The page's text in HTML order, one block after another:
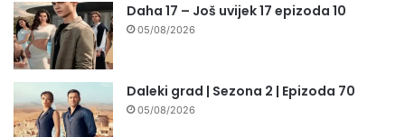
Daha 17 – Još uvijek 17 epizoda 10
05/08/2026
Daleki grad | Sezona 2 | Epizoda 70
05/08/2026